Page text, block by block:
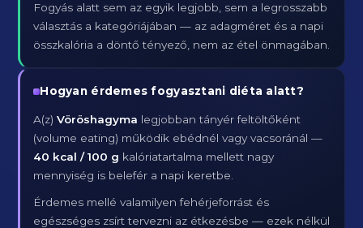
Fogyás alatt sem az egyik legjobb, sem a legrosszabb
választás a kategóriájában — az adagméret és a napi
összkalória a döntő tényező, nem az étel önmagában.
Hogyan érdemes fogyasztani diéta alatt?
A(z)Vöröshagyma legjobban tányér feltöltőként
(volume eating) működik ebédnél vagy vacsoránál —
40 kcal / 100 g kalóriatartalma mellett nagy
mennyiség is belefér a napi keretbe.
Érdemes mellé valamilyen fehérjeforrást és
egészséges zsírt tervezni az étkezésbe — ezek nélkül